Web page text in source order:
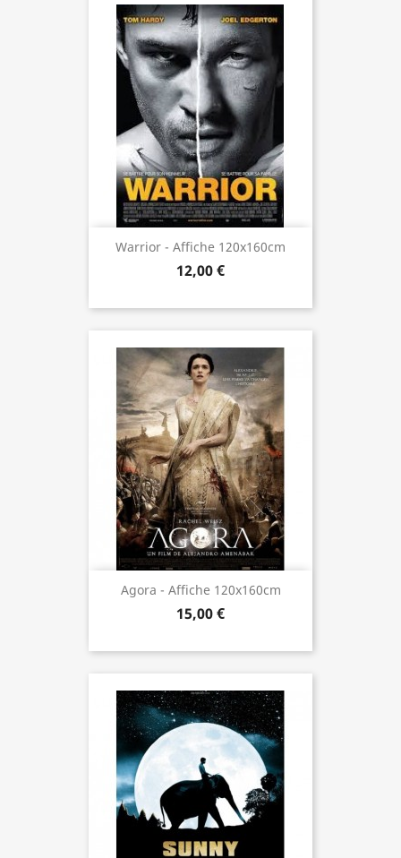
Warrior - Affiche 120x160cm
12,00 €
Agora - Affiche 120x160cm
15,00 €